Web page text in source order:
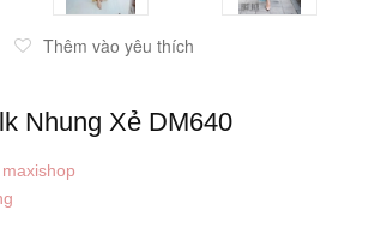
Thêm vào yêu thích
Nhung Xẻ DM640